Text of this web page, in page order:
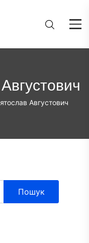
Августович
Пошук